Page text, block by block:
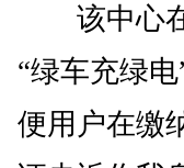
该中心在
“绿车充绿
便用户在缴